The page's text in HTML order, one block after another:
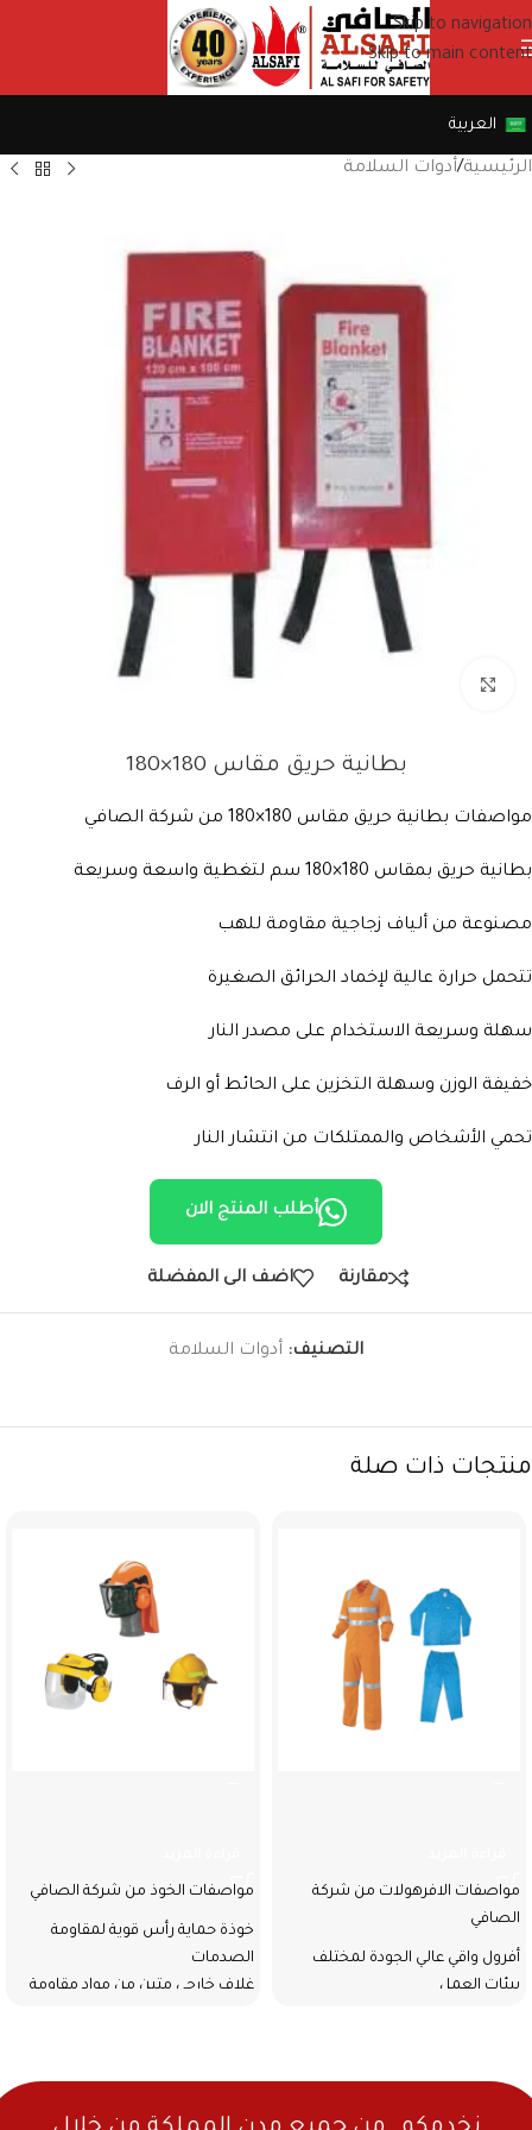
Skip to navigation
Skip to main content
العربية
الرئيسية/أدوات السلامة
بطانية حريق مقاس 180×180
مواصفات بطانية حريق مقاس 180×180 من شركة الصافي
بطانية حريق بمقاس 180×180 سم لتغطية واسعة وسريعة
مصنوعة من ألياف زجاجية مقاومة للهب
تتحمل حرارة عالية لإخماد الحرائق الصغيرة
سهلة وسريعة الاستخدام على مصدر النار
خفيفة الوزن وسهلة التخزين على الحائط أو الرف
تحمي الأشخاص والممتلكات من انتشار النار
أطلب المنتج الان
مقارنة اضف الى المفضلة
التصنيف: أدوات السلامة
منتجات ذات صلة
مواصفات الافرهولات من شركة
الصافي
أفرول واقي عالي الجودة لمختلف
بيئات العمل
الظلام
مواصفات الخوذ من شركة الصافي
خوذة حماية رأس قوية لمقاومة
الصدمات
غلاف خارجي متين من مواد مقاومة
الخوذة